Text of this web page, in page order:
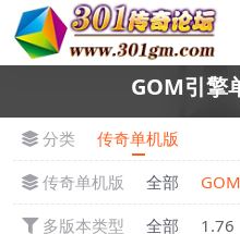
GOM引擎
分类
传奇单机版
传奇单机版
全部
多版本类型
全部 1.76